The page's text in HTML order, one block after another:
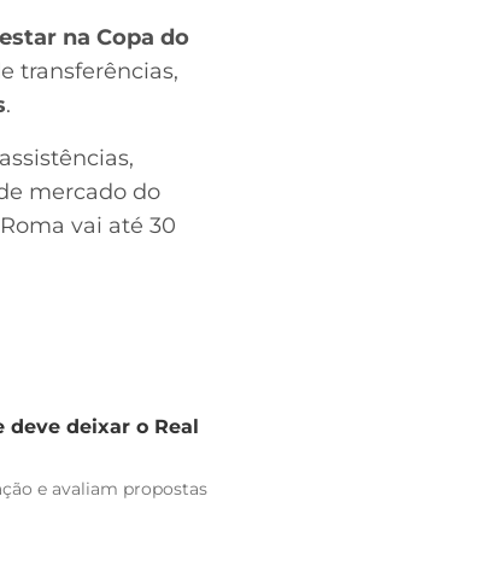
na Copa do
transferências,
.
mercado do
vai até 30
deixar o Real
e avaliam propostas